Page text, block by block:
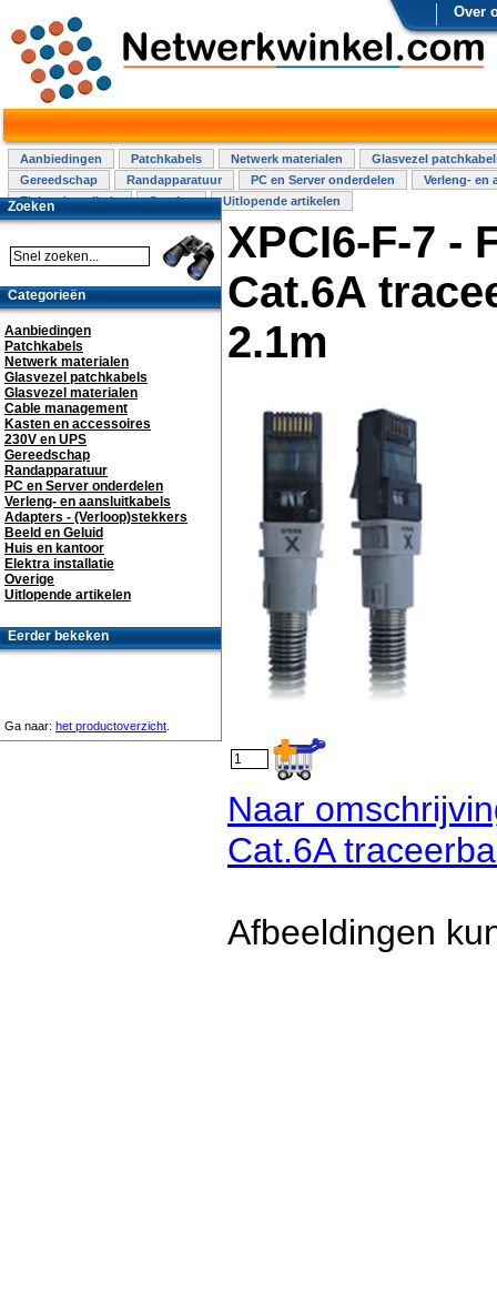
Over
Aanbiedingen Patchkabels Netwerk materialen
Glasvezel
Gereedschap
Randapparatuur PC en Server onderdelen
Verleng- en
Elektra installatie
Overige Uitlopende artikelen
XPCI6-F-7 -
Cat.6A
2.1m
Naar
Cat.6A
Afbeeldingen
Zoeken
Categorieën
Aanbiedingen
Patchkabels
Netwerk materialen
Glasvezel patchkabels
Glasvezel materialen
Cable management
Kasten en accessoires
230V en UPS
Gereedschap
Randapparatuur
PC en Server onderdelen
Verleng- en aansluitkabels
Adapters - (Verloop)stekkers
Beeld en Geluid
Huis en kantoor
Elektra installatie
Overige
Uitlopende artikelen
Eerder bekeken
Ga naar: het productoverzicht